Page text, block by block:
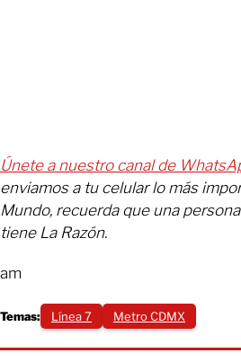
Únete a nuestro canal de
enviamos a tu celular lo más
Mundo, recuerda que una
tiene La Razón.
am
Temas: Línea 7 Metro CDMX